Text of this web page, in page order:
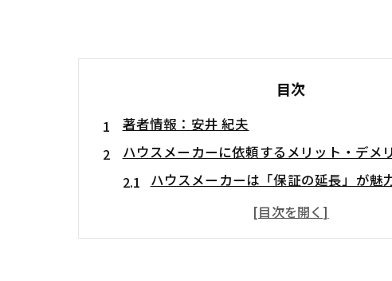
目次
著者情報：安井 紀夫
ハウスメーカーに依頼するメリット・デメ
ハウスメーカーは「保証の延長」が魅
ハウスメーカーの塗装費用は中間マー
ハウスメーカーの担当者と施工職人は